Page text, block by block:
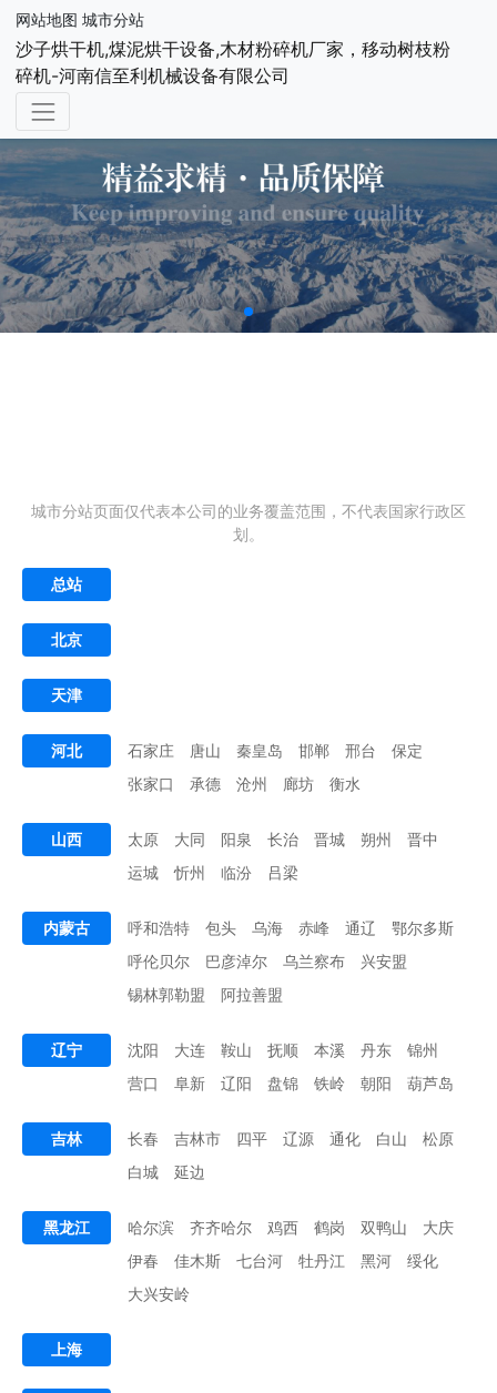
网站地图 城市分站
沙子烘干机,煤泥烘干设备,木材粉碎机厂家，移动树枝粉
碎机-河南信至利机械设备有限公司
城市分站页面仅代表本公司的业务覆盖范围，不代表国家行政区
划。
总站
北京
天津
河北 石家庄 唐山 秦皇岛 邯郸 邢台
保定
张家口
承德 沧州 廊坊 衡水
山西 太原 大同 阳泉 长治 晋城 朔州
晋中
运城
忻州 临汾 吕梁
内蒙古 呼和浩特 包头 乌海 赤峰 通辽
鄂尔多斯
呼伦贝尔
巴彦淖尔 乌兰察布
兴安盟
锡林郭勒盟
阿拉善盟
辽宁 沈阳 大连 鞍山 抚顺 本溪 丹东
锦州
营口
阜新 辽阳 盘锦 铁岭 朝阳 葫芦岛
吉林 长春 吉林市 四平 辽源 通化 白山
松原
白城
延边
黑龙江 哈尔滨 齐齐哈尔 鸡西 鹤岗 双鸭山
大庆
伊春
佳木斯 七台河 牡丹江 黑河
绥化
大兴安岭
上海